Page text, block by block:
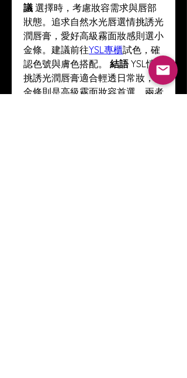
議 選擇時，考慮妝容需求與唇部
狀態。追求自然水光唇選情挑誘光
潤唇膏，愛好高級霧面妝感則選小
金條。建議前往YSL專櫃試色，確
認色號與膚色搭配。 結語 YSL情
挑誘光潤唇膏適合輕透日常妝，小
金條則是高級霧面妝容首選。兩者